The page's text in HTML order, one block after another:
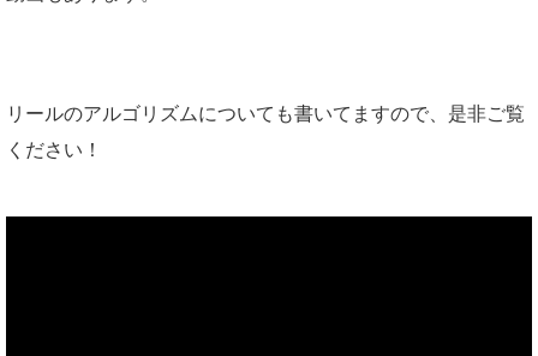
リールのアルゴリズムについても書いてますので、是非ご覧
ください！